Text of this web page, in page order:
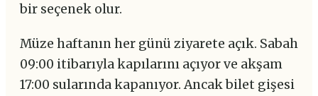
bir seçenek olur.
Müze haftanın her günü ziyarete açık. Sabah
09:00 itibarıyla kapılarını açıyor ve akşam
17:00 sularında kapanıyor. Ancak bilet gişesi